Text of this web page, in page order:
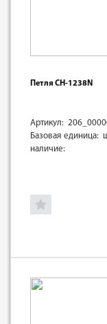
Петля СН-1238N
Артикул:
Базовая единица:
наличие: